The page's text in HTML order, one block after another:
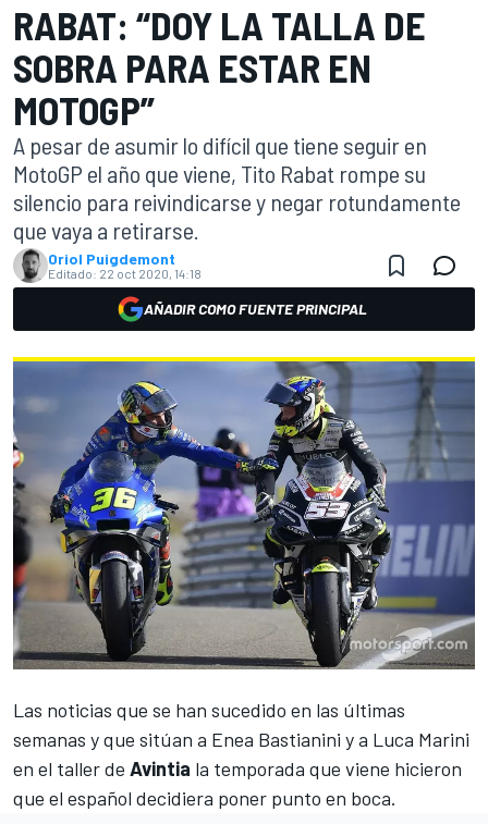
RABAT: “DOY LA TALLA DE
SOBRA PARA ESTAR EN
MOTOGP”
A pesar de asumir lo difícil que tiene seguir en
MotoGP el año que viene, Tito Rabat rompe su
silencio para reivindicarse y negar rotundamente
que vaya a retirarse.
Oriol Puigdemont
Editado: 22 oct 2020, 14:18
AÑADIR COMO FUENTE PRINCIPAL
Las noticias que se han sucedido en las últimas
semanas y que sitúan a Enea Bastianini y a Luca Marini
en el taller de Avintia la temporada que viene hicieron
que el español decidiera poner punto en boca.